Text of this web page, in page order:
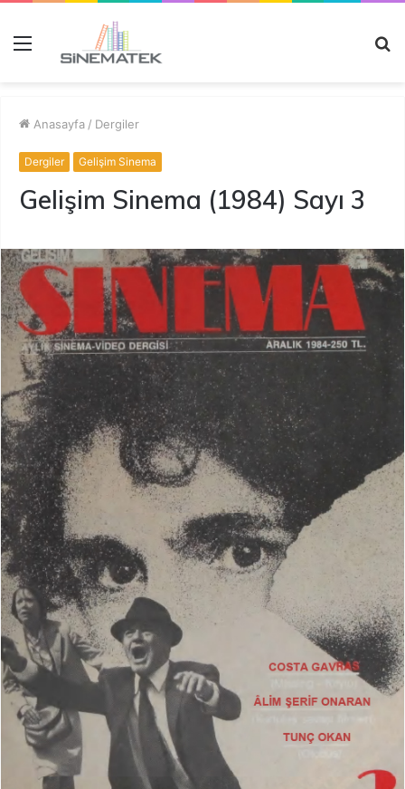
Menü
Anasayfa / Dergiler
Dergiler Gelişim Sinema
Gelişim Sinema (1984) Sayı 3